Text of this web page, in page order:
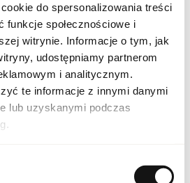
do spersonalizowania treści
funkcje społecznościowe i
witrynie. Informacje o tym, jak
udostępniamy partnerom
i analitycznym.
te informacje z innymi danymi
lub uzyskanymi podczas
BUR TOUCH M 100 EU [1]